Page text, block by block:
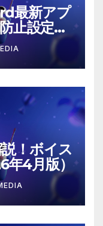
最新アプ
止設定と
！ボイス
4月版）